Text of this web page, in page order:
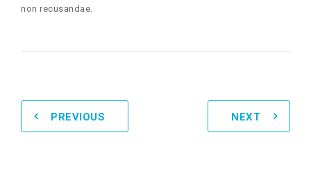
non recusandae.
PREVIOUS NEXT